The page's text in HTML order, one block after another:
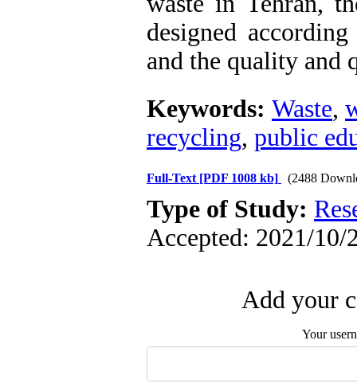
designed
and the quality and
Keywords: Waste,
recycling, public
Full-Text [PDF 1008 kb] (2488
Type of Study:
Accepted: 2021/10/
Add your
Your